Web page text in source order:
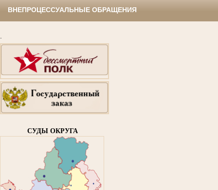
ВНЕПРОЦЕССУАЛЬНЫЕ ОБРАЩЕНИЯ
СУДЫ ОКРУГА